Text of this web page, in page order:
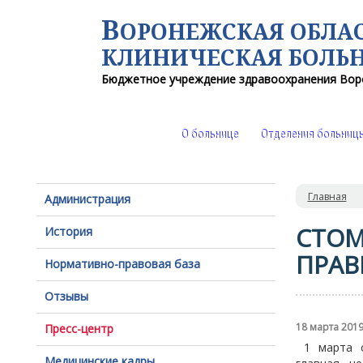
ВОРОНЕЖСКАЯ
КЛИНИЧЕСКАЯ
Бюджетное учреждение здравоохранения
О больнице Отделения
Администрация
История
Нормативно-правовая база
Отзывы
Пресс-центр
Главная
18 марта 2019
1 марта